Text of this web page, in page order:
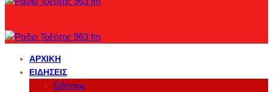
ΑΡΧΙΚΉ
ΕΙΔΉΣΕΙΣ
Ειδήσεις